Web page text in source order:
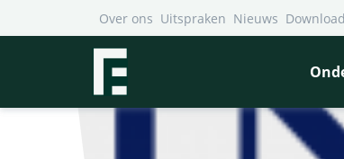
Over ons Uitspraken Nieuws